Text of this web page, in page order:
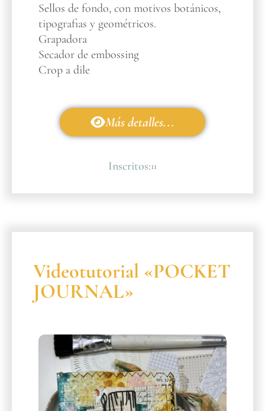
Sellos de fondo, con motivos botánicos,
tipografias y geométricos.
Grapadora
Secador de embossing
Crop a dile
Más detalles...
Inscritos:11
Videotutorial «POCKET
JOURNAL»